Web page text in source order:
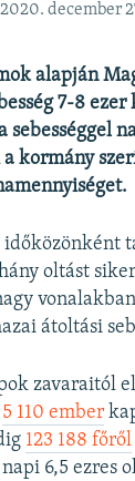
RL weboldal
december
alapján
7-8
sebességgel
kormány
időközönként
oltást
átoltási
zavaraitól
5 110 ember
123 188 főről
6,5 ezres